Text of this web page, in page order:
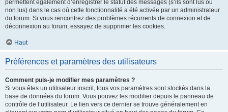
permettent également d’enregistrer le statut des messages (s’ils sont lus ou
non lus) dans le cas où cette fonctionnalité a été activée par un administrateur
du forum. Si vous rencontrez des problèmes récurrents de connexion et de
déconnexion au forum, essayez de supprimer les cookies.
Haut
Préférences et paramètres des utilisateurs
Comment puis-je modifier mes paramètres ?
Si vous êtes un utilisateur inscrit, tous vos paramètres sont stockés dans la
base de données du forum. Vous pouvez les modifier depuis le panneau de
contrôle de l’utilisateur. Le lien vers ce dernier se trouve généralement en